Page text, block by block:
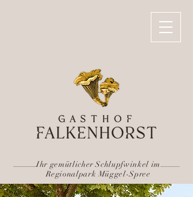
Ihr gemütlicher Schlupfwinkel im
Regionalpark Müggel-Spree